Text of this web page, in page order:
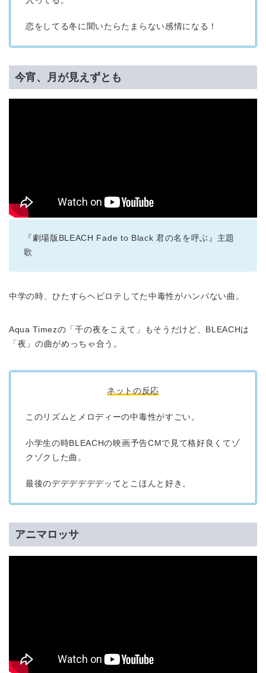
恋をしてる冬に聞いたらたまらない感情になる！
今宵、月が見えずとも
『劇場版BLEACH Fade to Black 君の名を呼ぶ』主題
歌
中学の時、ひたすらヘビロテしてた中毒性がハンパない曲。
Aqua Timezの「千の夜をこえて」もそうだけど、BLEACHは
「夜」の曲がめっちゃ合う。
ネットの反応
このリズムとメロディーの中毒性がすごい。
小学生の時BLEACHの映画予告CMで見て格好良くてゾ
クゾクした曲。
最後のデデデデデデッてとこほんと好き。
アニマロッサ